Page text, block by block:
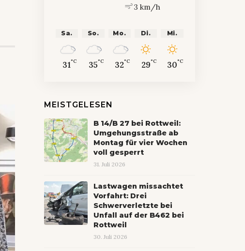
3 km/h
Sa.
31°C
So.
35°C
Mo.
32°C
Di.
29°C
Mi.
30°C
MEISTGELESEN
B 14/B 27 bei Rottweil:
Umgehungsstraße ab
Montag für vier Wochen
voll gesperrt
31. Juli 2026
Lastwagen missachtet
Vorfahrt: Drei
Schwerverletzte bei
Unfall auf der B462 bei
Rottweil
30. Juli 2026